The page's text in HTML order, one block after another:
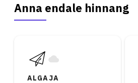
Anna endale hinnang
ALGAJA